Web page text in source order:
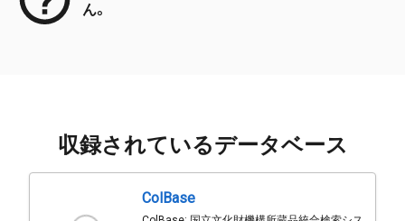
ん。
収録されているデータベース
ColBase